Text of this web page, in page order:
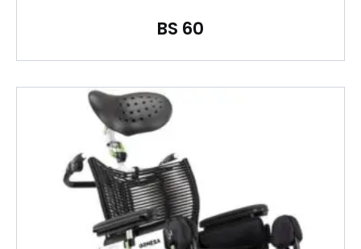
BS 60